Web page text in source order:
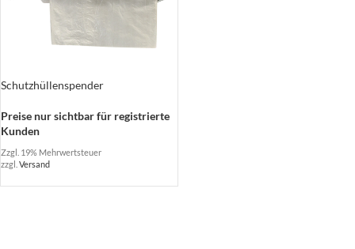
Schutzhüllenspender
Preise nur sichtbar für registrierte
Kunden
Zzgl. 19% Mehrwertsteuer
zzgl. Versand